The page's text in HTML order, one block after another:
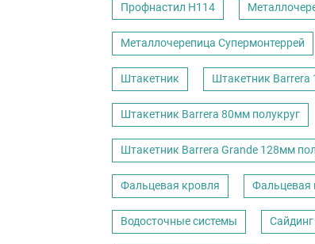
Профнастил Н114
Металлочерепица Супермонтеррей
Штакетник Штакетник Barrera
Штакетник Barrera 80мм полукруг
Штакетник Barrera Grande 128мм
Фальцевая кровля Фальцевая
Водосточные системы